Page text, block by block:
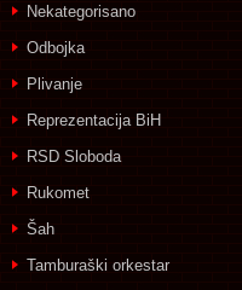
Nekategorisano
Odbojka
Plivanje
Reprezentacija BiH
RSD Sloboda
Rukomet
Šah
Tamburaški orkestar